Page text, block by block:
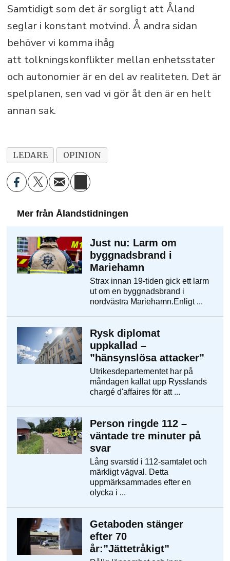
Samtidigt som det är sorgligt att Åland
seglar i konstant motvind. Å andra sidan
behöver vi komma ihåg
att tolkningskonflikter mellan enhetsstater
och autonomier är en del av realiteten. Det är
spelplanen, sen vad vi gör åt den är en helt
annan sak.
LEDARE OPINION